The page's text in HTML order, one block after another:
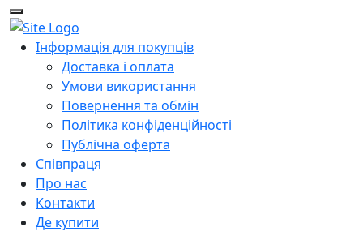
Інформація для покупців
Доставка і оплата
Умови використання
Повернення та обмін
Політика конфіденційності
Публічна оферта
Співпраця
Про нас
Контакти
Де купити